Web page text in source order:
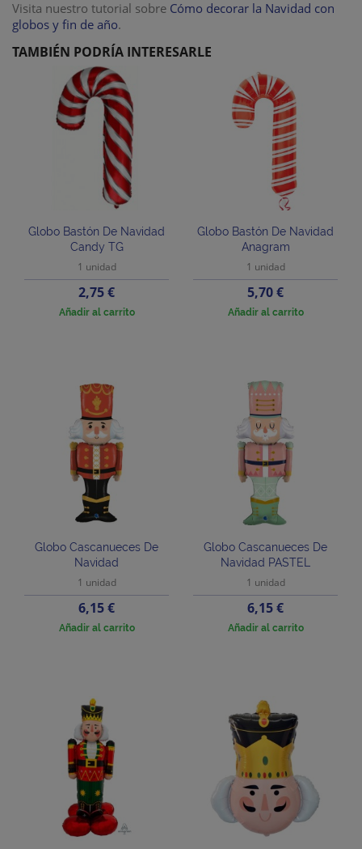
Visita nuestro tutorial sobre Cómo decorar la Navidad con
globos y fin de año.
TAMBIÉN PODRÍA INTERESARLE
Globo Bastón De Navidad
Candy TG
1 unidad
Precio
2,75 €
Añadir al carrito
Globo Bastón De Navidad
Anagram
1 unidad
Precio
5,70 €
Añadir al carrito
Globo Cascanueces De
Navidad
1 unidad
Precio
6,15 €
Añadir al carrito
Globo Cascanueces De
Navidad PASTEL
1 unidad
Precio
6,15 €
Añadir al carrito